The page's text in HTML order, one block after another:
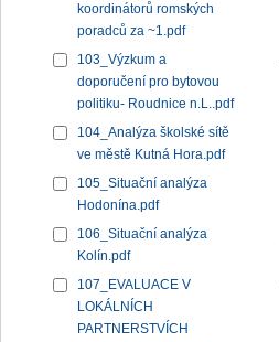
koordinátorů romských
poradců za ~1.pdf
103_Výzkum a
doporučení pro bytovou
politiku- Roudnice n.L..pdf
104_Analýza školské sítě
ve městě Kutná Hora.pdf
105_Situační analýza
Hodonína.pdf
106_Situační analýza
Kolín.pdf
107_EVALUACE V
LOKÁLNÍCH
PARTNERSTVÍCH